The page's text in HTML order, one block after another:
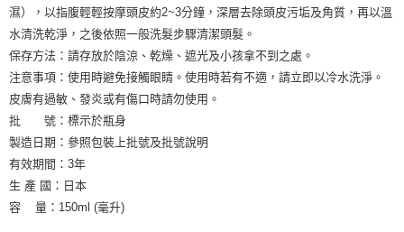
濕），以指腹輕輕按摩頭皮約2~3分鐘，深層去除頭皮污垢及角質，再以溫
水清洗乾淨，之後依照一般洗髮步驟清潔頭髮。
保存方法：請存放於陰涼、乾燥、遮光及小孩拿不到之處。
注意事項：使用時避免接觸眼睛。使用時若有不適，請立即以冷水洗淨。
皮膚有過敏、發炎或有傷口時請勿使用。
批 號：標示於瓶身
製造日期：參照包裝上批號及批號說明
有效期間：3年
生 產 國：日本
容 量：150ml (毫升)